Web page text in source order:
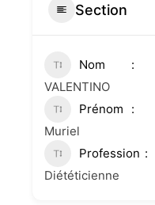
Section
Nom
VALENTINO
Prénom
Muriel
Profession
Diététicienne